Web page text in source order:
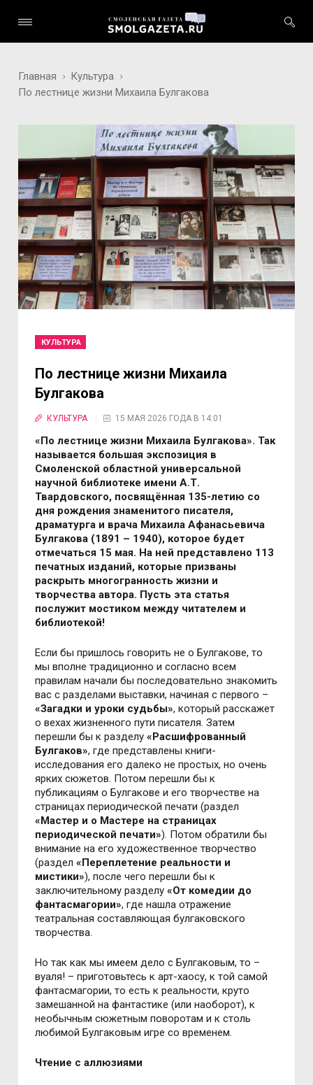
Главная
Культура
По лестнице жизни Михаила Булгакова
КУЛЬТУРА
По лестнице жизни Михаила
Булгакова
КУЛЬТУРА 15 МАЯ 2026 ГОДА В 14:01
«По лестнице жизни Михаила Булгакова». Так
называется большая экспозиция в
Смоленской областной универсальной
научной библиотеке имени А.Т.
Твардовского, посвящённая 135-летию со
дня рождения знаменитого писателя,
драматурга и врача Михаила Афанасьевича
Булгакова (1891 – 1940), которое будет
отмечаться 15 мая. На ней представлено 113
печатных изданий, которые призваны
раскрыть многогранность жизни и
творчества автора. Пусть эта статья
послужит мостиком между читателем и
библиотекой!
Если бы пришлось говорить не о Булгакове, то
мы вполне традиционно и согласно всем
правилам начали бы последовательно знакомить
вас с разделами выставки, начиная с первого –
«Загадки и уроки судьбы», который расскажет
о вехах жизненного пути писателя. Затем
перешли бы к разделу«Расшифрованный
Булгаков», где представлены книги-
исследования его далеко не простых, но очень
ярких сюжетов. Потом перешли бы к
публикациям о Булгакове и его творчестве на
страницах периодической печати (раздел
«Мастер и о Мастере на страницах
периодической печати»). Потом обратили бы
внимание на его художественное творчество
(раздел«Переплетение реальности и
мистики»), после чего перешли бы к
заключительному разделу«От комедии до
фантасмагории», где нашла отражение
театральная составляющая булгаковского
творчества.
Но так как мы имеем дело с Булгаковым, то –
вуаля! – приготовьтесь к арт-хаосу, к той самой
фантасмагории, то есть к реальности, круто
замешанной на фантастике (или наоборот), к
необычным сюжетным поворотам и к столь
любимой Булгаковым игре со временем.
Чтение с аллюзиями